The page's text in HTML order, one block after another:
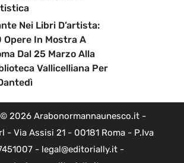
Nei Libri D’artista:
Opere In Mostra A
Dal 25 Marzo Alla
Vallicelliana Per
2026 Arabonormannaunesco.it -
- Via Assisi 21 - 00181 Roma - P.Iva
- legal@editorially.it -